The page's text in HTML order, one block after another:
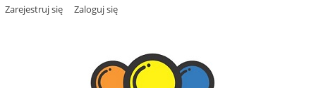
Zarejestruj się Zaloguj się